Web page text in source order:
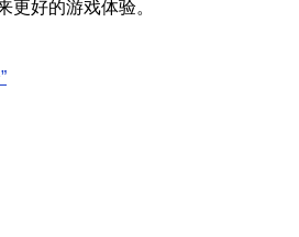
好的游戏体验。